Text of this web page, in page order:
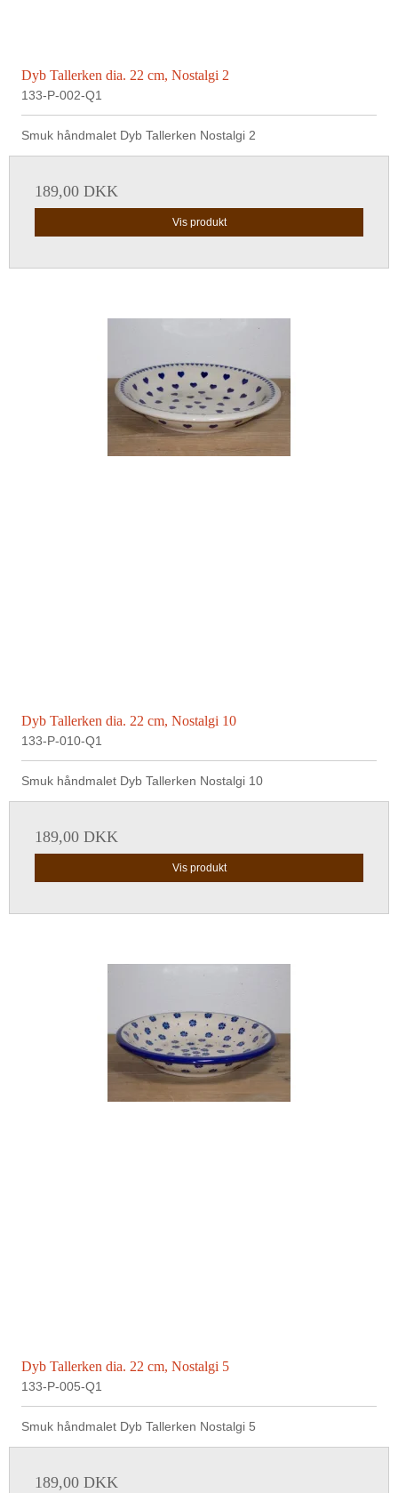
Dyb Tallerken dia. 22 cm, Nostalgi 2
133-P-002-Q1
Smuk håndmalet Dyb Tallerken Nostalgi 2
189,00 DKK
Vis produkt
Dyb Tallerken dia. 22 cm, Nostalgi 10
133-P-010-Q1
Smuk håndmalet Dyb Tallerken Nostalgi 10
189,00 DKK
Vis produkt
Dyb Tallerken dia. 22 cm, Nostalgi 5
133-P-005-Q1
Smuk håndmalet Dyb Tallerken Nostalgi 5
189,00 DKK